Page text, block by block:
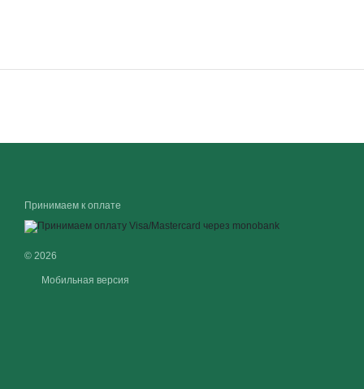
Принимаем к оплате
© 2026
Мобильная версия